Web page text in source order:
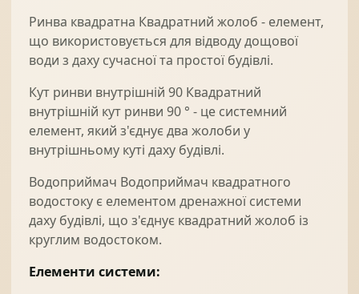
Ринва квадратна Квадратний жолоб - елемент,
що використовується для відводу дощової
води з даху сучасної та простої будівлі.
Кут ринви внутрішній 90 Квадратний
внутрішній кут ринви 90 ° - це системний
елемент, який з'єднує два жолоби у
внутрішньому куті даху будівлі.
Водоприймач Водоприймач квадратного
водостоку є елементом дренажної системи
даху будівлі, що з'єднує квадратний жолоб із
круглим водостоком.
Елементи системи: